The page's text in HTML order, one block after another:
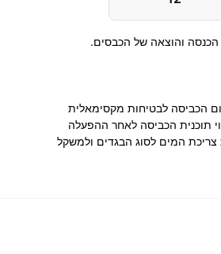
הכנסה והוצאה של הכבסים.
הכביסה לבטיחות מקסימאלית
תוכנית הכביסה לאחר ההפעלה
המים לסוג הבגדים ולמשקל